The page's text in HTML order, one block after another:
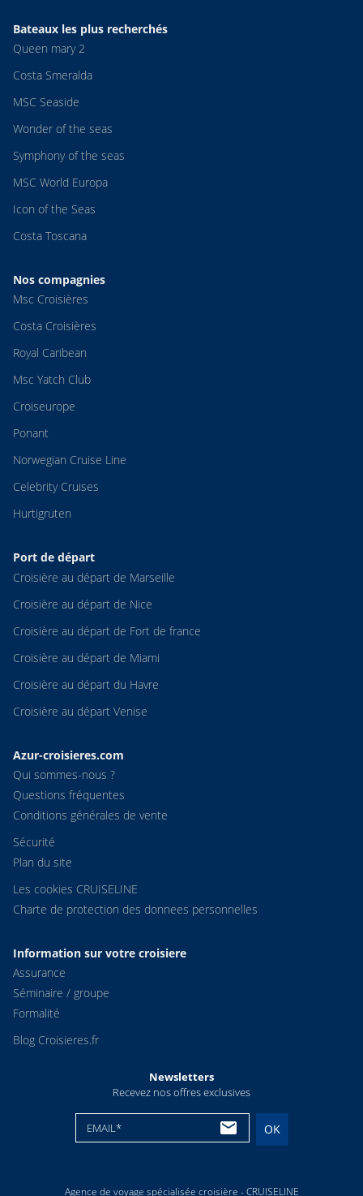
Bateaux les plus recherchés
Queen mary 2
Costa Smeralda
MSC Seaside
Wonder of the seas
Symphony of the seas
MSC World Europa
Icon of the Seas
Costa Toscana
Nos compagnies
Msc Croisières
Costa Croisières
Royal Caribean
Msc Yatch Club
Croiseurope
Ponant
Norwegian Cruise Line
Celebrity Cruises
Hurtigruten
Port de départ
Croisière au départ de Marseille
Croisière au départ de Nice
Croisière au départ de Fort de france
Croisière au départ de Miami
Croisière au départ du Havre
Croisière au départ Venise
Azur-croisieres.com
Qui sommes-nous ?
Questions fréquentes
Conditions générales de vente
Sécurité
Plan du site
Les cookies CRUISELINE
Charte de protection des donnees personnelles
Information sur votre croisiere
Assurance
Séminaire / groupe
Formalité
Blog Croisieres.fr
Newsletters
Recevez nos offres exclusives
EMAIL* OK
Agence de voyage spécialisée croisière - CRUISELINE